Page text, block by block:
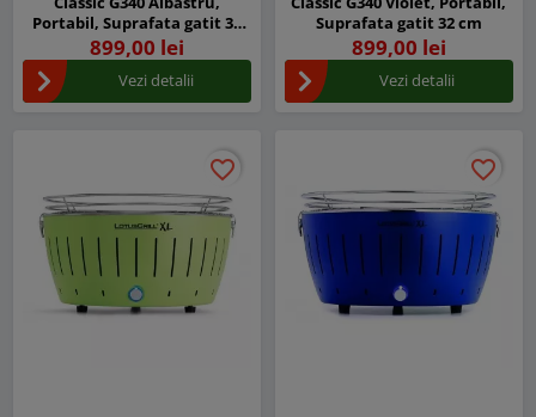
Portabil, Suprafata gatit 32
cm
899,00 lei
Vezi detalii
Suprafata gatit 32 cm
899,00 lei
Vezi detalii
favorite_border
favorite_border favorite_border
favorite_border